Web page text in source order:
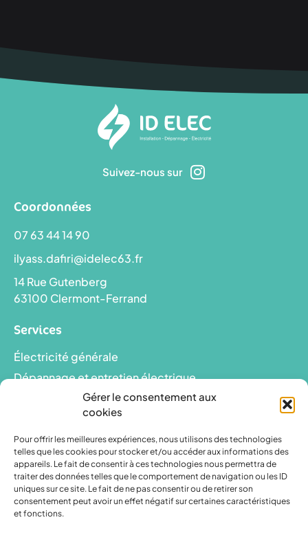
Gérer le consentement aux
cookies
Pour offrir les meilleures expériences, nous utilisons des technologies
telles que les cookies pour stocker et/ou accéder aux informations des
appareils. Le fait de consentir à ces technologies nous permettra de
traiter des données telles que le comportement de navigation ou les ID
uniques sur ce site. Le fait de ne pas consentir ou de retirer son
consentement peut avoir un effet négatif sur certaines caractéristiques
et fonctions.
Suivez-nous sur
Coordonnées
07 63 44 14 90
ilyass.dafiri@idelec63.fr
14 Rue Gutenberg
63100 Clermont-Ferrand
Services
Électricité générale
Dépannage et entretien électrique
Installation et rénovation électrique
Lundi - vendredi
09:00 - 18:00
Informations